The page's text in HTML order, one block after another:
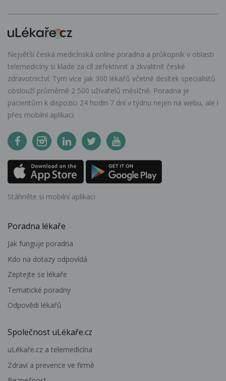
Největší česká medicínská online poradna a průkopník v oblasti
telemedicíny si klade za cíl zefektivnit a zkvalitnit české
zdravotnictví. Tým více jak 300 lékařů včetně desítek specialistů
obslouží průměrně 2 500 uživatelů měsíčně. Poradna je
pacientům k dispozici 24 hodin 7 dní v týdnu nejen na webu, ale i
přes mobilní aplikaci.
Stáhněte si mobilní aplikaci
Poradna lékaře
Jak funguje poradna
Kdo na dotazy odpovídá
Zeptejte se lékaře
Tematické poradny
Odpovědi lékařů
Společnost uLékaře.cz
uLékaře.cz a telemedicína
Zdraví a prevence ve firmě